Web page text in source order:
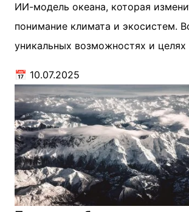
ИИ-модель океана, которая
понимание климата и экосистем.
уникальных возможностях и целях
📅 10.07.2025